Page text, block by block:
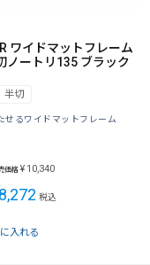
ワイドマットフレーム
ノートリ135 ブラック
半切
せるワイドマットフレーム
価格 ¥ 10,340
8,272 税込
入れる